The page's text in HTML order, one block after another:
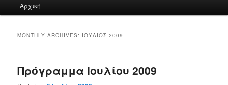
Αρχική
MONTHLY ARCHIVES: ΙΟΎΛΙΟΣ 2009
Πρόγραμμα Ιουλίου 2009